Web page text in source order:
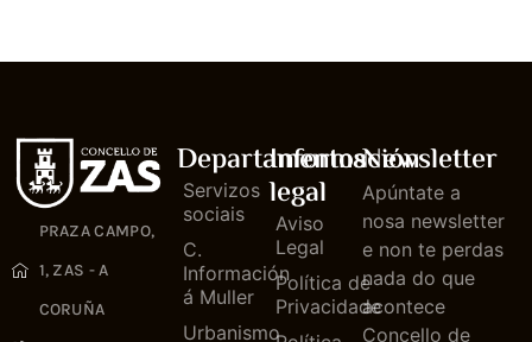
PRAZA CAMPO,
1, ZAS - A
CORUÑA
Departamentos
Servizos
sociais
C.
Información
á Muller
Urbanismo
Información
legal
Aviso
Legal
Política de
Privacidade
Newsletter
Apúntate a
nosa newsletter
e non te perdas
nada do que
acontece
Concello de